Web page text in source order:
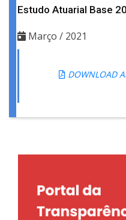
Estudo Atuarial Base
Março / 2021
DOWNLOAD